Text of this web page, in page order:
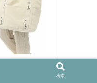
ベー バッ
検索